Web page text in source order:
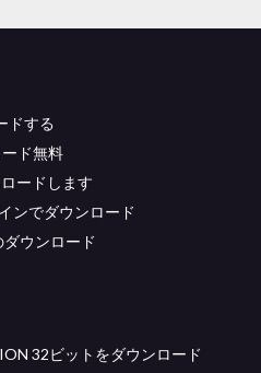
ドする
ド無料
ードします
ンでダウンロード
ウンロード
32ビットをダウンロード